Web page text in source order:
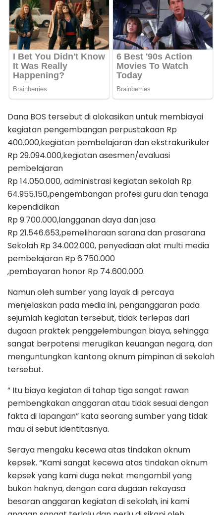
Dana BOS tersebut di alokasikan untuk membiayai
kegiatan pengembangan perpustakaan Rp
400.000,kegiatan pembelajaran dan ekstrakurikuler
Rp 29.094.000,kegiatan asesmen/evaluasi
pembelajaran
Rp 14.050.000, administrasi kegiatan sekolah Rp
64.955.150,pengembangan profesi guru dan tenaga
kependidikan
Rp 9.700.000,langganan daya dan jasa
Rp 21.546.653,pemeliharaan sarana dan prasarana
Sekolah Rp 34.002.000, penyediaan alat multi media
pembelajaran Rp 6.750.000
,pembayaran honor Rp 74.600.000.
Namun oleh sumber yang layak di percaya
menjelaskan pada media ini, penganggaran pada
sejumlah kegiatan tersebut, tidak terlepas dari
dugaan praktek penggelembungan biaya, sehingga
sangat berpotensi merugikan keuangan negara, dan
menguntungkan kantong oknum pimpinan di sekolah
tersebut.
” Itu biaya kegiatan di tahap tiga sangat rawan
pembengkakan anggaran atau tidak sesuai dengan
fakta di lapangan” kata seorang sumber yang tidak
mau di sebut identitasnya.
Seraya mengaku kecewa atas tindakan oknum
kepsek. “Kami sangat kecewa atas tindakan oknum
kepsek yang kami duga nekat mengambil yang
bukan haknya, dengan cara dugaan rekayasa
besaran anggaran kegiatan di sekolah, ini kami